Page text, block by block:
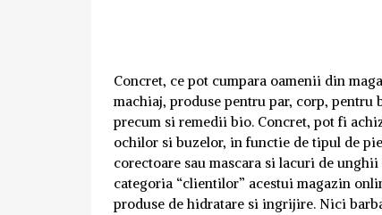
Concret, ce pot cumpara oamenii din
machiaj, produse pentru par, corp,
precum si remedii bio. Concret, pot fi
ochilor si buzelor, in functie de tipul de
corectoare sau mascara si lacuri de
categoria “clientilor” acestui magazin
produse de hidratare si ingrijire. Nici